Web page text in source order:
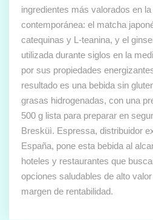
ingredientes más valorados en
contemporánea: el matcha
catequinas y L-teanina, y el
utilizada durante siglos en la
por sus propiedades
resultado es una bebida sin
grasas hidrogenadas, con una
500 g lista para preparar en
Bresküì. Espressa, distribuidor
España, pone esta bebida al
hoteles y restaurantes que
opciones saludables de alto
margen de rentabilidad.